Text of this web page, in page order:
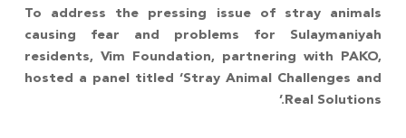
To address the pressing issue of stray animals
causing fear and problems for Sulaymaniyah
residents, Vim Foundation, partnering with PAKO,
hosted a panel titled ‘Stray Animal Challenges and
Real Solutions.’